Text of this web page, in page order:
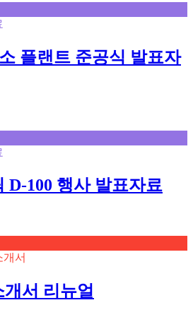
플랜트 준공식 발표자
D-100 행사 발표자료
개서
서 리뉴얼